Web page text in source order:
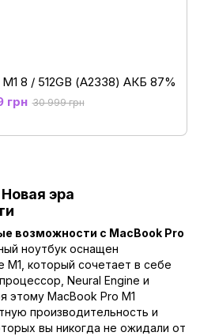
M1 8 / 512GB (А2338) АКБ 87%
грн 30 999 грн
эра
возможности с MacBook Pro
ноутбук оснащен
который сочетает в себе
Neural Engine и
этому MacBook Pro M1
производительность и
вы никогда не ожидали от